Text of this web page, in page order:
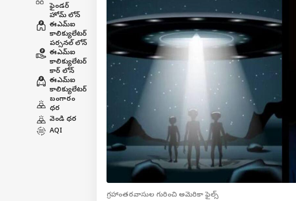
ఫైండర్
హోమ్ లోన్
ఈఎమ్ఐ
కాలిక్యులేటర్
పర్సనల్ లోన్
ఈఎమ్ఐ
కాలిక్యులేటర్
కార్ లోన్
ఈఎమ్ఐ
కాలిక్యులేటర్
బంగారం
ధర
వెండి ధర
AQI
గ్రహాంతరవాసుల గురించి అమెరికా ఫైల్స్